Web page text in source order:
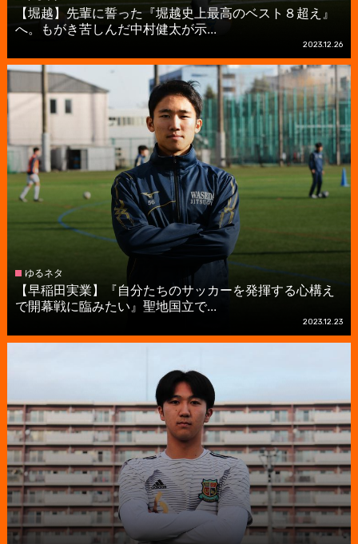
【堀越】先輩に誓った『堀越史上最高のベスト８超え』
へ。もがき苦しんだ中村健太が示...
2023.12.26
ゆるネタ
【早稲田実業】『自分たちのサッカーを発揮する心構え
で開幕戦に臨みたい』聖地国立で...
2023.12.23